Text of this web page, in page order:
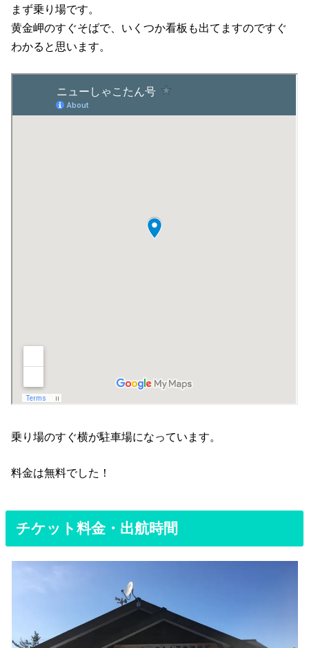
まず乗り場です。
黄金岬のすぐそばで、いくつか看板も出てますのですぐ
わかると思います。
乗り場のすぐ横が駐車場になっています。
料金は無料でした！
チケット料金・出航時間